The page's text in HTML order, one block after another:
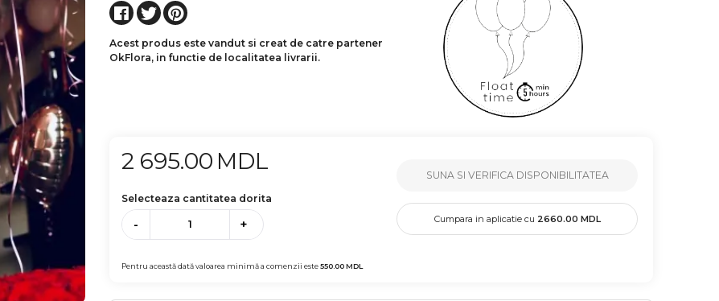
Acest produs este vandut si creat de catre partener
OkFlora, in functie de localitatea livrarii.
2 695.00 MDL
Selecteaza cantitatea dorita
- +
Pentru această dată valoarea minimă a comenzii este550.00MDL
SUNA SI VERIFICA DISPONIBILITATEA
Cumpara in aplicatie cu 2660.00 MDL